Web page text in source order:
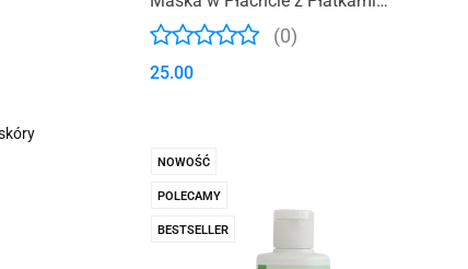
Lawendy
(0)
25.00
NOWOŚĆ
POLECAMY
BESTSELLER